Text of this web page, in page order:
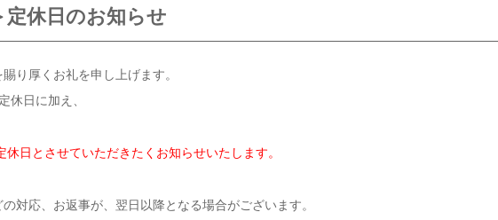
定休日のお知らせ
り厚くお礼を申し上げます。
日に加え、
日とさせていただきたくお知らせいたします。
対応、お返事が、翌日以降となる場合がございます。